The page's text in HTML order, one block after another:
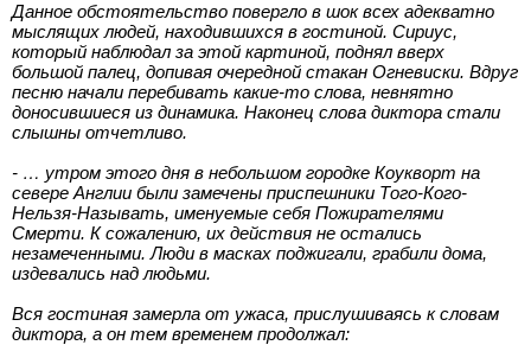
Данное обстоятельство повергло в шок всех адекватно
мыслящих людей, находившихся в гостиной. Сириус,
который наблюдал за этой картиной, поднял вверх
большой палец, допивая очередной стакан Огневиски. Вдруг
песню начали перебивать какие-то слова, невнятно
доносившиеся из динамика. Наконец слова диктора стали
слышны отчетливо.
- … утром этого дня в небольшом городке Коукворт на
севере Англии были замечены приспешники Того-Кого-
Нельзя-Называть, именуемые себя Пожирателями
Смерти. К сожалению, их действия не остались
незамеченными. Люди в масках поджигали, грабили дома,
издевались над людьми.
Вся гостиная замерла от ужаса, прислушиваясь к словам
диктора, а он тем временем продолжал: